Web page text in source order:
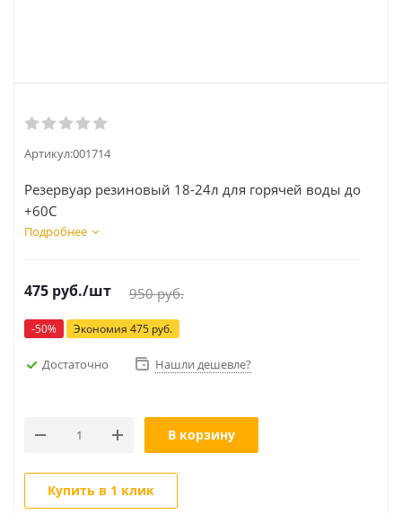
Артикул:001714
Резервуар резиновый 18-24л для горячей воды до
+60С
Подробнее
475 руб./шт 950руб.
-50% Экономия 475 руб.
Достаточно Нашли дешевле?
В корзину
Купить в 1 клик